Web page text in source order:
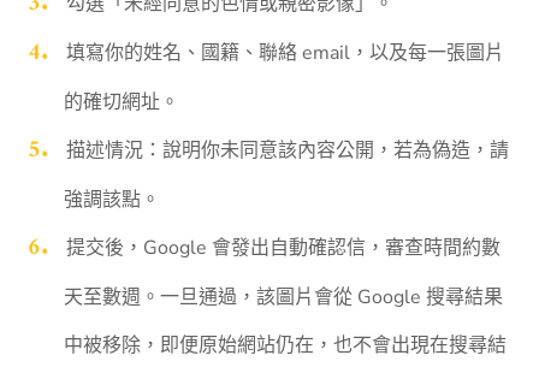
填寫你的姓名、國籍、聯絡 email，以及每一張圖片
的確切網址。
描述情況：說明你未同意該內容公開，若為偽造，請
強調該點。
提交後，Google 會發出自動確認信，審查時間約數
天至數週。一旦通過，該圖片會從 Google 搜尋結果
中被移除，即便原始網站仍在，也不會出現在搜尋結